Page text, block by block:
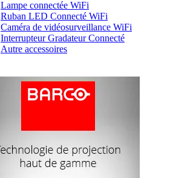
Lampe connectée WiFi
Ruban LED Connecté WiFi
Caméra de vidéosurveillance WiFi
Interrupteur Gradateur Connecté
Autre accessoires